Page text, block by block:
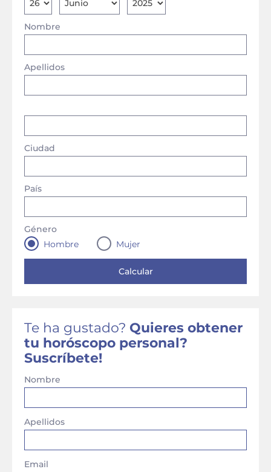
Nombre
Apellidos
País
Ciudad
Género
Hombre
Mujer
Te ha gustado? Quieres obtener
tu horóscopo personal?
Suscríbete!
Nombre
Apellidos
Email